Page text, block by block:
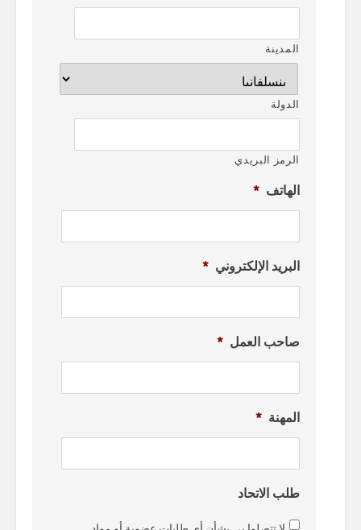
المدينة
الدولة
الرمز البريدي
الهاتف *
البريد الإلكتروني *
صاحب العمل *
المهنة *
طلب الاتحاد